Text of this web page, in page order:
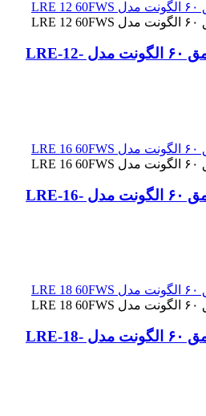
رک ایستاده ۱۲ یونیت عمق ۶۰ الگونت مدل LRE-12-
رک ایستاده ۱۶ یونیت عمق ۶۰ الگونت مدل LRE-16-
رک ایستاده ۱۸ یونیت عمق ۶۰ الگونت مدل LRE-18-